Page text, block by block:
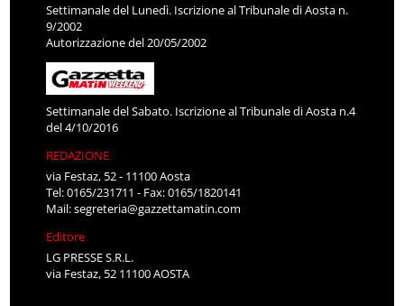
Settimanale del Lunedì. Iscrizione al Tribunale di Aosta n.
9/2002
Autorizzazione del 20/05/2002
Settimanale del Sabato. Iscrizione al Tribunale di Aosta n.4
del 4/10/2016
REDAZIONE
via Festaz, 52 - 11100 Aosta
Tel: 0165/231711 - Fax: 0165/1820141
Mail:segreteria@gazzettamatin.com
Editore
LG PRESSE S.R.L.
via Festaz, 52 11100 AOSTA